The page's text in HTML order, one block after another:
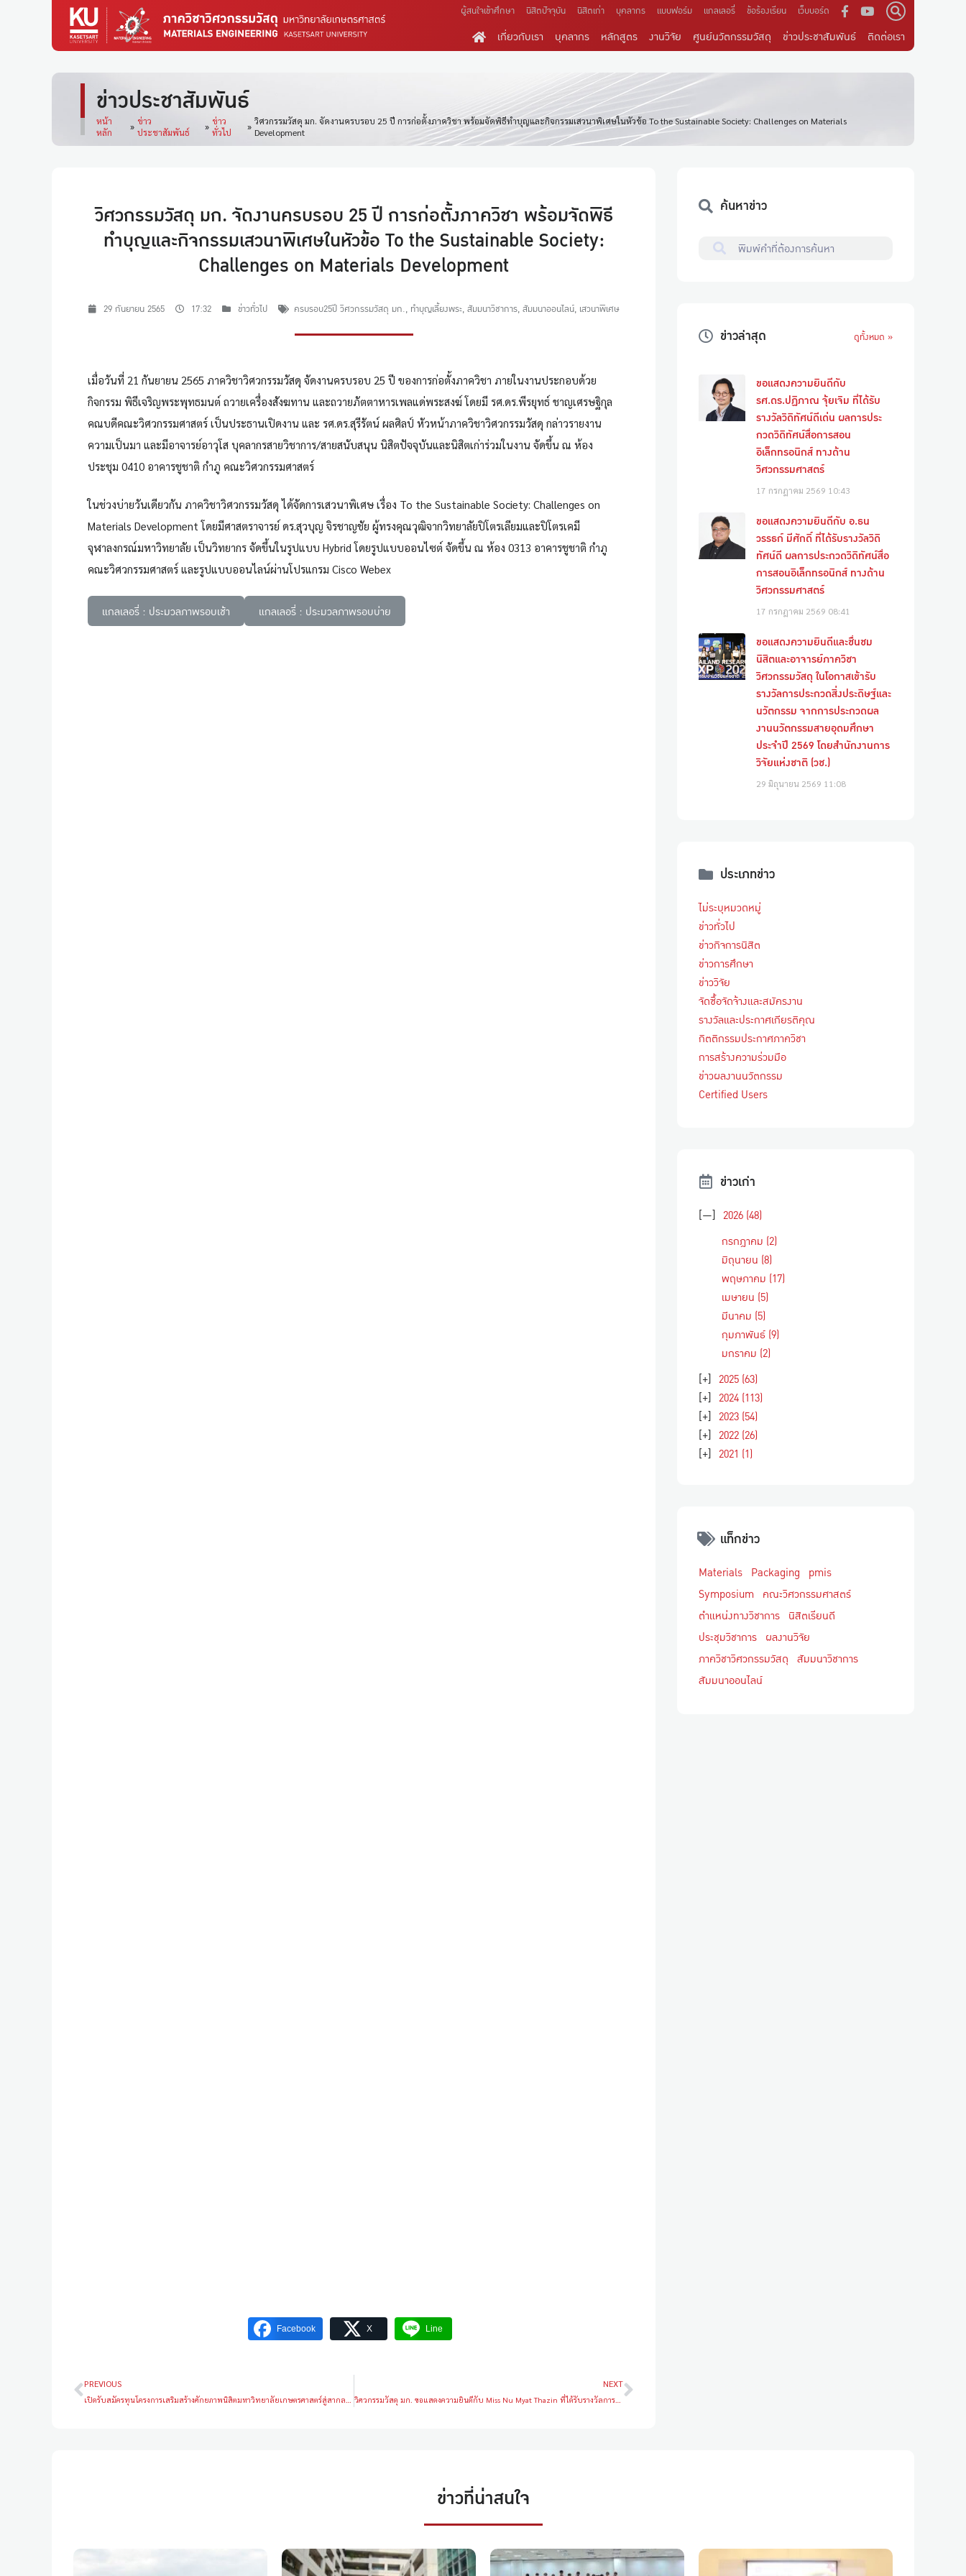
ผู้สนใจเข้าศึกษา นิสิตปัจจุบัน นิสิตเก่า บุคลากร แบบฟอร์ม แกลเลอรี่ ข้อร้องเรียน เว็บบอร์ด
เกี่ยวกับเรา บุคลากร หลักสูตร งานวิจัย ศูนย์นวัตกรรมวัสดุ ข่าวประชาสัมพันธ์ ติดต่อเรา
ข่าวประชาสัมพันธ์
หน้า
หลัก
» ข่าว
ประชาสัมพันธ์
» ข่าว
ทั่วไป
» วิศวกรรมวัสดุ มก. จัดงานครบรอบ 25 ปี การก่อตั้งภาควิชา พร้อมจัดพิธีทำบุญและกิจกรรมเสวนาพิเศษในหัวข้อ To the Sustainable Society: Challenges on Materials
Development
วิศวกรรมวัสดุ มก. จัดงานครบรอบ 25 ปี การก่อตั้งภาควิชา พร้อมจัดพิธี
ทำบุญและกิจกรรมเสวนาพิเศษในหัวข้อ To the Sustainable Society:
Challenges on Materials Development
29 กันยายน 2565 17:32 ข่าวทั่วไป ครบรอบ25ปี วิศวกรรมวัสดุ มก., ทำบุญเลี้ยงพระ, สัมมนาวิชาการ, สัมมนาออนไลน์, เสวนาพิเศษ
เมื่อวันที่ 21 กันยายน 2565 ภาควิชาวิศวกรรมวัสดุ จัดงานครบรอบ 25 ปี ของการก่อตั้งภาควิชา ภายในงานประกอบด้วย
กิจกรรม พิธีเจริญพระพุทธมนต์ ถวายเครื่องสังฆทาน และถวายภัตตาหารเพลแด่พระสงฆ์ โดยมี รศ.ดร.พีรยุทธ์ ชาญเศรษฐิกุล
คณบดีคณะวิศวกรรมศาสตร์ เป็นประธานเปิดงาน และ รศ.ดร.สุรีรัตน์ ผลศิลป์ หัวหน้าภาควิชาวิศวกรรมวัสดุ กล่าวรายงาน
ความเป็นมา และมีอาจารย์อาวุโส บุคลากรสายวิชาการ/สายสนับสนุน นิสิตปัจจุบันและนิสิตเก่าร่วมในงาน จัดขึ้น ณ ห้อง
ประชุม 0410 อาคารชูชาติ กำภู คณะวิศวกรรมศาสตร์
ในช่วงบ่ายวันเดียวกัน ภาควิชาวิศวกรรมวัสดุ ได้จัดการเสวนาพิเศษ เรื่อง To the Sustainable Society: Challenges on
Materials Development โดยมีศาสตราจารย์ ดร.สุวบุญ จิรชาญชัย ผู้ทรงคุณวุฒิจากวิทยาลัยปิโตรเลียมและปิโตรเคมี
จุฬาลงกรณ์มหาวิทยาลัย เป็นวิทยากร จัดขึ้นในรูปแบบ Hybrid โดยรูปแบบออนไซต์ จัดขึ้น ณ ห้อง 0313 อาคารชูชาติ กำภู
คณะวิศวกรรมศาสตร์ และรูปแบบออนไลน์ผ่านโปรแกรม Cisco Webex
แกลเลอรี่ : ประมวลภาพรอบเช้า แกลเลอรี่ : ประมวลภาพรอบบ่าย
Facebook X Line
PREVIOUS NEXT
วิศวกรรมวัสดุ มก. ขอแสดงความยินดีกับ Miss Nu Myat Thazin ที่ได้รับรางวัลการนำเสนอผลงานวิทยานิพันธ์ดีเด่น และ ผู้สำเร็จการศึกษาที่มีผลการศึกษาดีเด่น ประจำปีการศึกษา 2564
ค้นหาข่าว
ข่าวล่าสุด ดูทั้งหมด »
ขอแสดงความยินดีกับ
รศ.ดร.ปฏิภาณ จุ้ยเจิม ที่ได้รับ
รางวัลวิดิทัศน์ดีเด่น ผลการประ
กวดวิดิทัศน์สื่อการสอน
อิเล็กทรอนิกส์ ทางด้าน
วิศวกรรมศาสตร์
17 กรกฎาคม 2569 10:43
ขอแสดงความยินดีกับ อ.ธน
วรรธก์ มีศักดิ์ ที่ได้รับรางวัลวิดิ
ทัศน์ดี ผลการประกวดวิดิทัศน์สื่อ
การสอนอิเล็กทรอนิกส์ ทางด้าน
วิศวกรรมศาสตร์
17 กรกฎาคม 2569 08:41
ขอแสดงความยินดีและชื่นชม
นิสิตและอาจารย์ภาควิชา
วิศวกรรมวัสดุ ในโอกาสเข้ารับ
รางวัลการประกวดสิ่งประดิษฐ์และ
นวัตกรรม จากการประกวดผล
งานนวัตกรรมสายอุดมศึกษา
ประจำปี 2569 โดยสำนักงานการ
วิจัยแห่งชาติ (วช.)
29 มิถุนายน 2569 11:08
ประเภทข่าว
ไม่ระบุหมวดหมู่
ข่าวทั่วไป
ข่าวกิจการนิสิต
ข่าวการศึกษา
ข่าววิจัย
จัดซื้อจัดจ้างและสมัครงาน
รางวัลและประกาศเกียรติคุณ
กิตติกรรมประกาศภาควิชา
การสร้างความร่วมมือ
ข่าวผลงานนวัตกรรม
Certified Users
ข่าวเก่า
[—] 2026 (48)
กรกฎาคม (2)
มิถุนายน (8)
พฤษภาคม (17)
เมษายน (5)
มีนาคม (5)
กุมภาพันธ์ (9)
มกราคม (2)
[+] 2025 (63)
[+] 2024 (113)
[+] 2023 (54)
[+] 2022 (26)
[+] 2021 (1)
แท็กข่าว
Materials Packaging pmis
Symposium คณะวิศวกรรมศาสตร์
ตำแหน่งทางวิชาการ นิสิตเรียนดี
ประชุมวิชาการ ผลงานวิจัย
ภาควิชาวิศวกรรมวัสดุ สัมมนาวิชาการ
สัมมนาออนไลน์
ข่าวที่น่าสนใจ